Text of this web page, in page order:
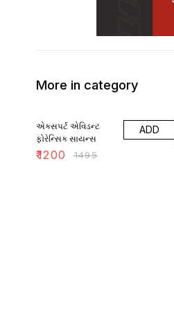
More in category
એક્સપર્ટ એવિડન્ટ
ફોરેન્સિક સાયન્સ
₹1200 ₹1495
ADD